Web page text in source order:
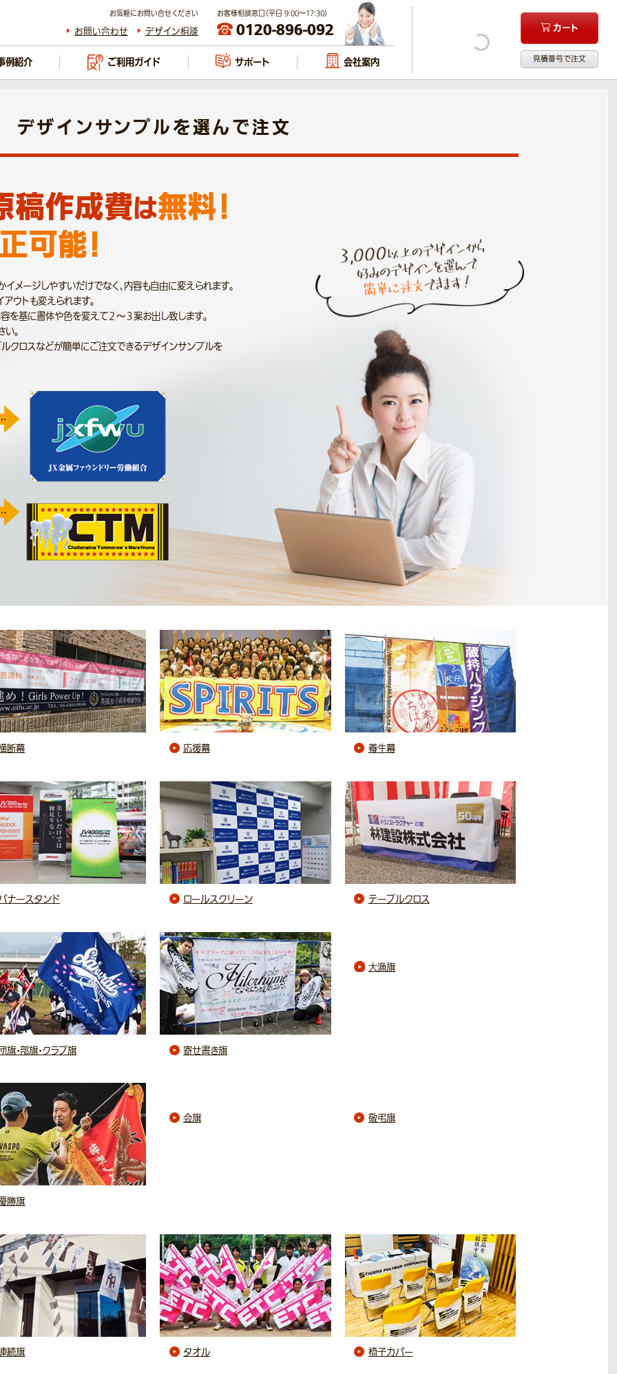
お気軽にお問い合せください
お問い合わせ デザイン相談
お客様相談窓口（平日 9:00～17:30）
0120-896-092 カート
見積番号で注文
例紹介 ご利用ガイド サポート 会社案内
デザインサンプルを選んで注文
稿作成費は無料！
可能！
メージしやすいだけでなく、内容も自由に変えられます。
ウトも変えられます。
を基に書体や色を変えて２～３案お出し致します。
。
クロスなどが簡単にご注文できるデザインサンプルを
断幕 応援幕 養生幕
ナースタンド ロールスクリーン テーブルクロス
旗・部旗・クラブ旗 寄せ書き旗
大漁旗
勝旗
会旗 敬弔旗
続旗 タオル 椅子カバー